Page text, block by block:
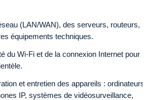
(LAN/WAN), des serveurs, routeurs,
équipements techniques.
du Wi-Fi et de la connexion Internet pour
et entretien des appareils : ordinateurs,
IP, systèmes de vidéosurveillance,